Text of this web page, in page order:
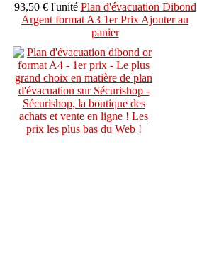
93,50 € l'unité Plan d'évacuation Dibond
Argent format A3 1er PrixAjouter au
panier